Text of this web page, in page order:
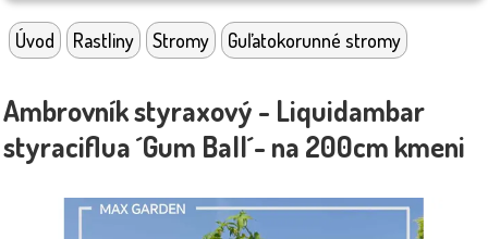
Úvod Rastliny Stromy Guľatokorunné stromy
Ambrovník styraxový - Liquidambar
styraciflua ´Gum Ball´- na 200cm kmeni